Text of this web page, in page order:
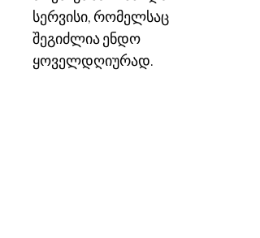
სერვისი, რომელსაც
შეგიძლია ენდო
ყოველდღიურად.